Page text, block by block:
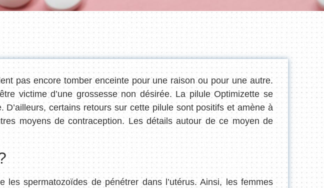
pas encore tomber enceinte pour une raison ou pour une autre.
victime d’une grossesse non désirée. La pilule Optimizette se
certains retours sur cette pilule sont positifs et amène à
moyens de contraception. Les détails autour de ce moyen de
spermatozoïdes de pénétrer dans l’utérus. Ainsi, les femmes